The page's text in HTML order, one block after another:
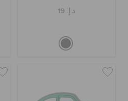
د.إ. 19